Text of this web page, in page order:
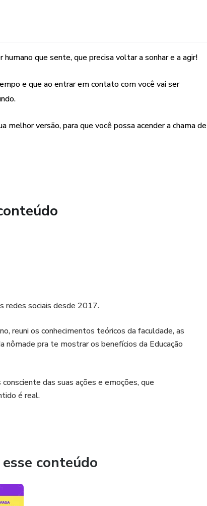
que sente, que precisa voltar a sonhar e a agir!
e que ao entrar em contato com você vai ser
melhor versão, para que você possa acender a chama de
redes sociais desde 2017.
reuni os conhecimentos teóricos da faculdade, as
nômade pra te mostrar os benefícios da Educação
das suas ações e emoções, que
é real.
conteúdo